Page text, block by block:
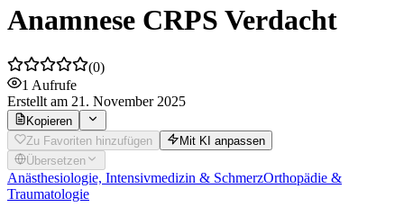
Anamnese CRPS Verdacht
(0)
1 Aufrufe
Erstellt am 21. November 2025
Kopieren
Zu Favoriten hinzufügen
Mit KI anpassen
Übersetzen
Anästhesiologie, Intensivmedizin & SchmerzOrthopädie &
Traumatologie